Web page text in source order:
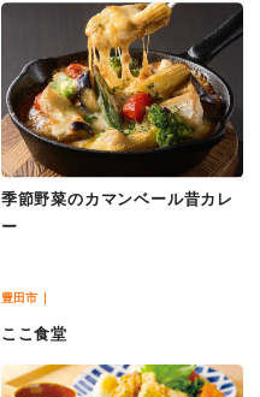
季節野菜のカマンベール昔カレ
ー
豊田市
ここ食堂